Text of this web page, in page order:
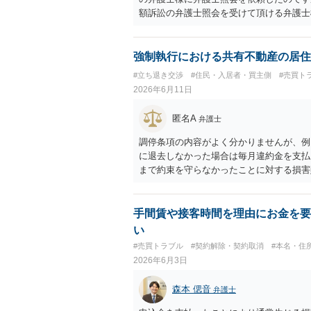
額訴訟の弁護士照会を受けて頂ける弁護
にお問い合わせください。 なお、ご承知
もので、２３条照会のみの依頼について
強制執行における共有不動産の居
#立ち退き交渉 #住民・入居者・買主側 #売買ト
2026年6月11日
匿名A 弁護士
調停条項の内容がよく分かりませんが、
に退去しなかった場合は毎月違約金を支
まで約束を守らなかったことに対する損
執行が避けられない可能性は十分あるの
行の局面では関係がなく、調停成立の際
う）。 離婚成立までの経緯が不明である
いた方がよい事案だと思います。
手間賃や接客時間を理由にお金を
い
#売買トラブル #契約解除・契約取消 #本名・住
2026年6月3日
森本 偲音 弁護士